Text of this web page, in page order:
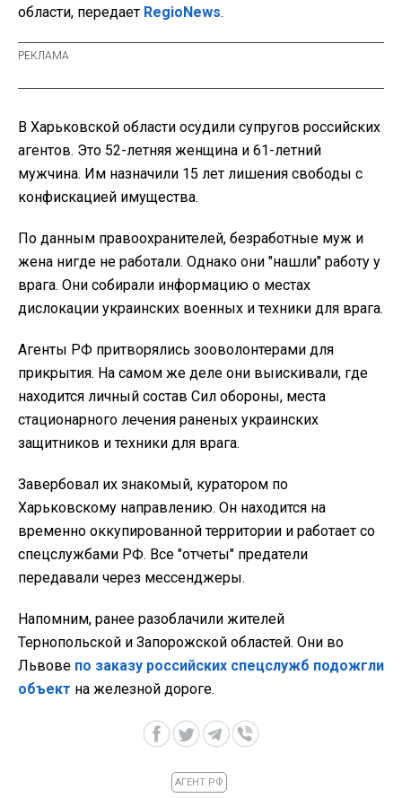
области, передает RegioNews.
В Харьковской области осудили супругов российских
агентов. Это 52-летняя женщина и 61-летний
мужчина. Им назначили 15 лет лишения свободы с
конфискацией имущества.
По данным правоохранителей, безработные муж и
жена нигде не работали. Однако они "нашли" работу у
врага. Они собирали информацию о местах
дислокации украинских военных и техники для врага.
Агенты РФ притворялись зооволонтерами для
прикрытия. На самом же деле они выискивали, где
находится личный состав Сил обороны, места
стационарного лечения раненых украинских
защитников и техники для врага.
Завербовал их знакомый, куратором по
Харьковскому направлению. Он находится на
временно оккупированной территории и работает со
спецслужбами РФ. Все "отчеты" предатели
передавали через мессенджеры.
Напомним, ранее разоблачили жителей
Тернопольской и Запорожской областей. Они во
Львове по заказу российских спецслужб подожгли
объект на железной дороге.
АГЕНТ РФ